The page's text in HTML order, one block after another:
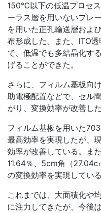
150℃以下の低温プロセ
ーラス層を用いないプレ
を用いた正孔輸送層およ
布形成した。また、ITO
で、低温でも多結晶化す
げることができた。
さらに、フィルム基板向
助電極配置などで、セル
がり、変換効率が改善した
フィルム基板を用いた
最高効率を実現したが、
効率が改善している。ま
11.64％、5cm角（27.04c
の変換効率を実現している
これまでは、大面積化や
に注力してきたが、今後